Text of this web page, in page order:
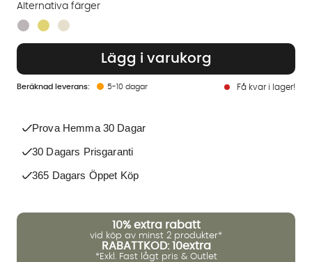
Lägg i varukorg
5-10 dagar Få kvar i lager!
Alternativa färger
Finns även i dessa färger:
Prova Hemma 30 Dagar
30 Dagars Prisgaranti
365 Dagars Öppet Köp
10% extra rabatt
vid köp av minst 2 produkter*
RABATTKOD: 10extra
*Exkl. Fast lågt pris & Outlet